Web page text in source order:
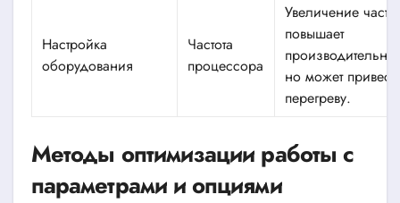
Настройка
оборудования
Частота
процессора
Увеличение
повышает
но может
перегреву.
Методы оптимизации работы с
параметрами и опциями